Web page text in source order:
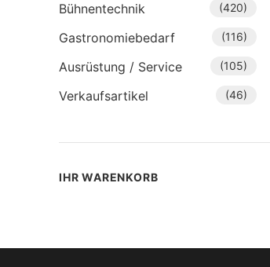
Bühnentechnik (420)
Gastronomiebedarf (116)
Ausrüstung / Service (105)
Verkaufsartikel (46)
IHR WARENKORB